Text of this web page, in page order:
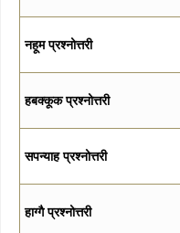
नहूम प्रश्नोत्तरी
हबक्कूक प्रश्नोत्तरी
सपन्याह प्रश्नोत्तरी
हाग्गै प्रश्नोत्तरी